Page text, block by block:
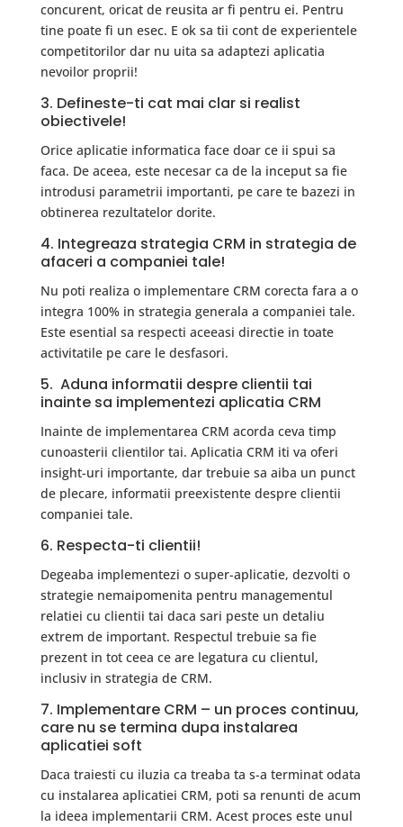
concurent, oricat de reusita ar fi pentru ei. Pentru
tine poate fi un esec. E ok sa tii cont de experientele
competitorilor dar nu uita sa adaptezi aplicatia
nevoilor proprii!
3. Defineste-ti cat mai clar si realist
obiectivele!
Orice aplicatie informatica face doar ce ii spui sa
faca. De aceea, este necesar ca de la inceput sa fie
introdusi parametrii importanti, pe care te bazezi in
obtinerea rezultatelor dorite.
4. Integreaza strategia CRM in strategia de
afaceri a companiei tale!
Nu poti realiza o implementare CRM corecta fara a o
integra 100% in strategia generala a companiei tale.
Este esential sa respecti aceeasi directie in toate
activitatile pe care le desfasori.
5. Aduna informatii despre clientii tai
inainte sa implementezi aplicatia CRM
Inainte de implementarea CRM acorda ceva timp
cunoasterii clientilor tai. Aplicatia CRM iti va oferi
insight-uri importante, dar trebuie sa aiba un punct
de plecare, informatii preexistente despre clientii
companiei tale.
6. Respecta-ti clientii!
Degeaba implementezi o super-aplicatie, dezvolti o
strategie nemaipomenita pentru managementul
relatiei cu clientii tai daca sari peste un detaliu
extrem de important. Respectul trebuie sa fie
prezent in tot ceea ce are legatura cu clientul,
inclusiv in strategia de CRM.
7. Implementare CRM – un proces continuu,
care nu se termina dupa instalarea
aplicatiei soft
Daca traiesti cu iluzia ca treaba ta s-a terminat odata
cu instalarea aplicatiei CRM, poti sa renunti de acum
la ideea implementarii CRM. Acest proces este unul